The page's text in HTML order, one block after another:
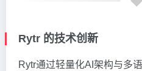
Rytr 的技术创新
Rytr通过轻量化AI架构与多